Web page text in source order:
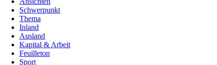
Schwerpunkt
Thema
Inland
Ausland
Kapital & Arbeit
Feuilleton
Sport